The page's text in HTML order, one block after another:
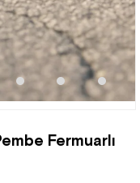
Fermuarlı